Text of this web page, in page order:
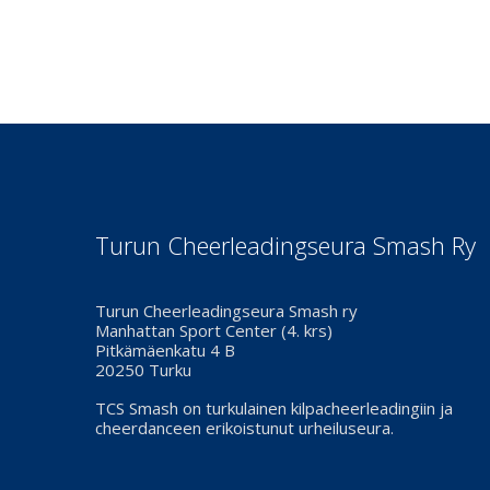
Turun Cheerleadingseura Smash Ry
Turun Cheerleadingseura Smash ry
Manhattan Sport Center (4. krs)
Pitkämäenkatu 4 B
20250 Turku
TCS Smash on turkulainen kilpacheerleadingiin ja
cheerdanceen erikoistunut urheiluseura.